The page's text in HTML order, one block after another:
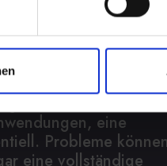
in vielen Aspekten
über
eine
Probleme können
eine vollständige